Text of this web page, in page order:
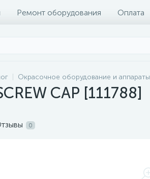
Ремонт оборудования Оплата
Окрасочное оборудование и аппараты
CAP [111788]
0